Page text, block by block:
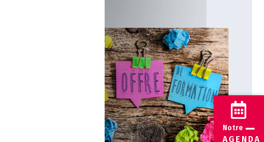
Notre
AGENDA
Formation informatique Laval
Focus sur nos formations
IIA